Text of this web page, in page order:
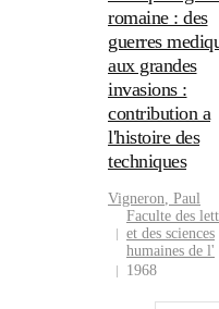
romaine : des
guerres
aux grandes
invasions :
contribution a
l'histoire des
techniques
Vigneron, Paul
Faculte des
et des sciences
humaines de l'
1968